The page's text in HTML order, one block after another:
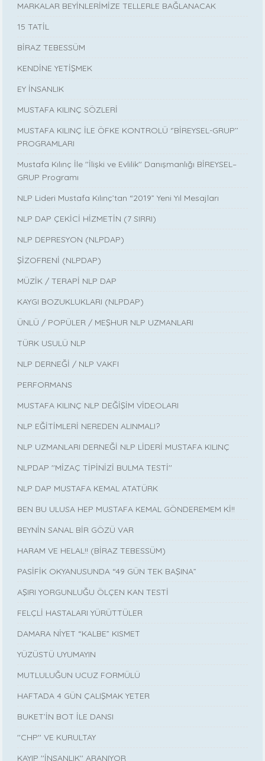
MARKALAR BEYİNLERİMİZE TELLERLE BAĞLANACAK
15 TATİL
BİRAZ TEBESSÜM
KENDİNE YETİŞMEK
EY İNSANLIK
MUSTAFA KILINÇ SÖZLERİ
MUSTAFA KILINÇ İLE ÖFKE KONTROLÜ ‘’BİREYSEL-GRUP’’
PROGRAMLARI
Mustafa Kılınç İle ''İlişki ve Evlilik'' Danışmanlığı BİREYSEL–
GRUP Programı
NLP Lideri Mustafa Kılınç’tan “2019” Yeni Yıl Mesajları
NLP DAP ÇEKİCİ HİZMETİN (7 SIRRI)
NLP DEPRESYON (NLPDAP)
ŞİZOFRENİ (NLPDAP)
MÜZİK / TERAPİ NLP DAP
KAYGI BOZUKLUKLARI (NLPDAP)
ÜNLÜ / POPÜLER / MEŞHUR NLP UZMANLARI
TÜRK USULÜ NLP
NLP DERNEĞİ / NLP VAKFI
PERFORMANS
MUSTAFA KILINÇ NLP DEĞİŞİM VİDEOLARI
NLP EĞİTİMLERİ NEREDEN ALINMALI?
NLP UZMANLARI DERNEĞİ NLP LİDERİ MUSTAFA KILINÇ
NLPDAP ''MİZAÇ TİPİNİZİ BULMA TESTİ''
NLP DAP MUSTAFA KEMAL ATATÜRK
BEN BU ULUSA HEP MUSTAFA KEMAL GÖNDEREMEM Kİ!!
BEYNİN SANAL BİR GÖZÜ VAR
HARAM VE HELAL!! (BİRAZ TEBESSÜM)
PASİFİK OKYANUSUNDA “49 GÜN TEK BAŞINA”
AŞIRI YORGUNLUĞU ÖLÇEN KAN TESTİ
FELÇLİ HASTALARI YÜRÜTTÜLER
DAMARA NİYET “KALBE” KISMET
YÜZÜSTÜ UYUMAYIN
MUTLULUĞUN UCUZ FORMÜLÜ
HAFTADA 4 GÜN ÇALIŞMAK YETER
BUKET’İN BOT İLE DANSI
''CHP'' VE KURULTAY
KAYIP ''İNSANLIK'' ARANIYOR